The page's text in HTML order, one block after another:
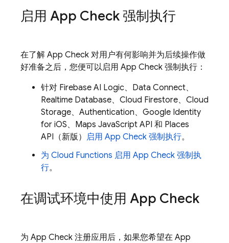
启用 App Check强制执行
在了解 App Check 对用户有何影响并为后续操作做
好准备之后，您便可以启用 App Check 强制执行：
针对 Firebase AI Logic、 Data Connect、
Realtime Database、 Cloud Firestore、 Cloud
Storage、 Authentication、Google Identity
for iOS、Maps JavaScript API 和 Places
API（新版） 启用 App Check 强制执行。
为 Cloud Functions 启用 App Check 强制执
行。
在调试环境中使用 App Check
为 App Check 注册应用后，如果您希望在 App